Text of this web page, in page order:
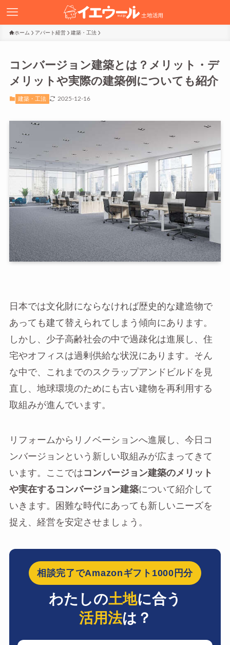
ホーム アパート経営 建築・工法
コンバージョン建築とは？メリット・デ
メリットや実際の建築例についても紹介
建築・工法 2025-12-16
日本では文化財にならなければ歴史的な建造物で
あっても建て替えられてしまう傾向にあります。
しかし、少子高齢社会の中で過疎化は進展し、住
宅やオフィスは過剰供給な状況にあります。そん
な中で、これまでのスクラップアンドビルドを見
直し、地球環境のためにも古い建物を再利用する
取組みが進んでいます。
リフォームからリノベーションへ進展し、今日コ
ンバージョンという新しい取組みが広まってきて
います。ここではコンバージョン建築のメリット
や実在するコンバージョン建築について紹介して
いきます。困難な時代にあっても新しいニーズを
捉え、経営を安定させましょう。
相談完了でAmazonギフト1000円分
わたしの土地に合う
活用法は？